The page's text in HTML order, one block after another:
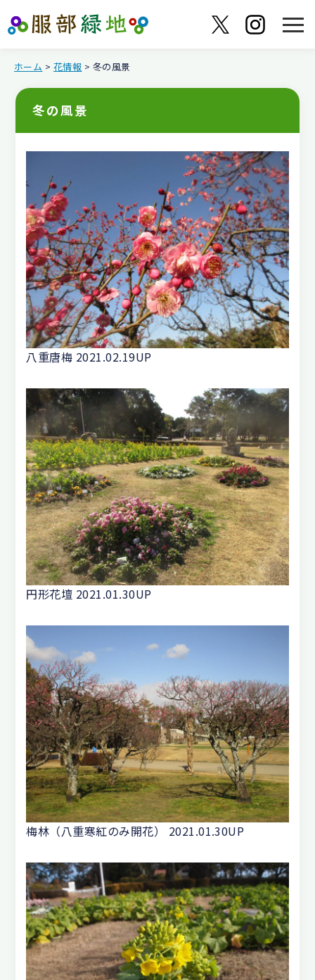
ホーム > 花情報 > 冬の風景
冬の風景
八重唐梅 2021.02.19UP
円形花壇 2021.01.30UP
梅林（八重寒紅のみ開花） 2021.01.30UP